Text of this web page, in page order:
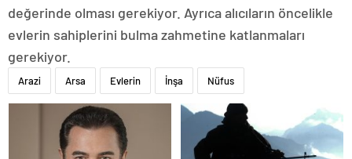
değerinde olması gerekiyor. Ayrıca alıcıların öncelikle
evlerin sahiplerini bulma zahmetine katlanmaları
gerekiyor.
Arazi Arsa Evlerin İnşa Nüfus